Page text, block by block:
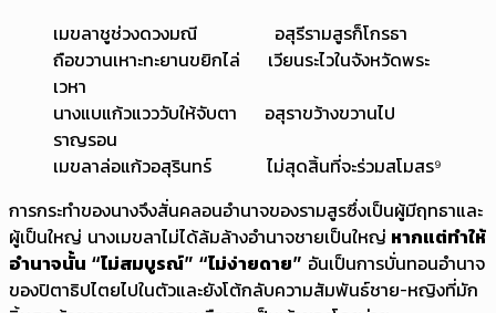
เมขลาชูช่วงดวงมณี อสุรีรามสูรก็โกรธา
ถือขวานเหาะทะยานขยิกไล่ เวียนระไวในจังหวัดพระ
เวหา
นางแบแก้วแวววับให้จับตา อสุราขว้างขวานไป
ราญรอน
เมขลาล่อแก้วอสุรินทร์ ไม่สุดสิ้นที่จะร่วมสโมสร⁹
การกระทำของนางจึงสั่นคลอนอำนาจของรามสูรซึ่งเป็นผู้มีฤทธาและ
ผู้เป็นใหญ่ นางเมขลาไม่ได้ล้มล้างอำนาจชายเป็นใหญ่ หากแต่ทำให้
อำนาจนั้น “ไม่สมบูรณ์” “ไม่ง่ายดาย” อันเป็นการบั่นทอนอำนาจ
ของปิตาธิปไตยไปในตัวและยังโต้กลับความสัมพันธ์ชาย-หญิงที่มัก